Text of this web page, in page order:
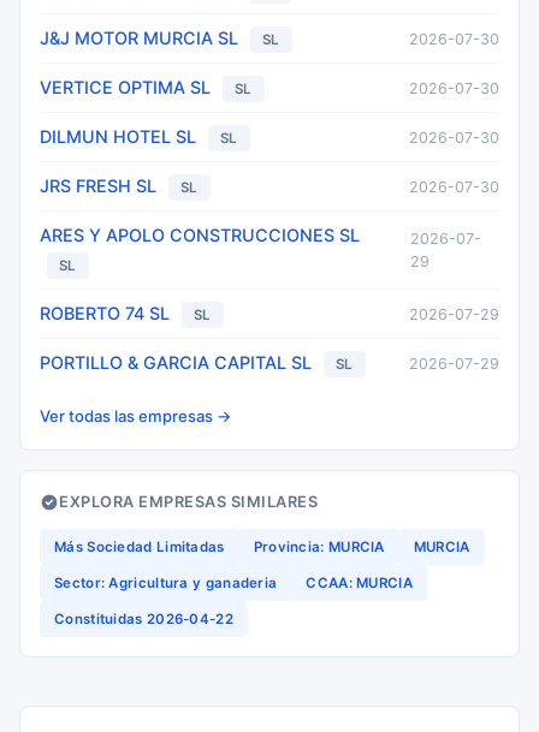
J&J MOTOR MURCIA SL SL 2026-07-30
VERTICE OPTIMA SL SL 2026-07-30
DILMUN HOTEL SL SL 2026-07-30
JRS FRESH SL SL 2026-07-30
ARES Y APOLO CONSTRUCCIONES SL
SL
2026-07-
29
ROBERTO 74 SL SL 2026-07-29
PORTILLO & GARCIA CAPITAL SL SL 2026-07-29
Ver todas las empresas →
EXPLORA EMPRESAS SIMILARES
Más Sociedad Limitadas Provincia: MURCIA MURCIA
Sector: Agricultura y ganaderia CCAA: MURCIA
Constituidas 2026-04-22